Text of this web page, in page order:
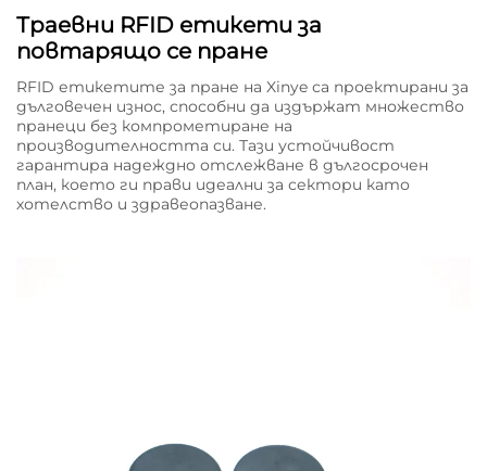
Траевни RFID етикети за
повтарящо се пране
RFID етикетите за пране на Xinye са проектирани за
дълговечен износ, способни да издържат множество
пранеци без компрометиране на
производителността си. Тази устойчивост
гарантира надеждно отслежване в дългосрочен
план, което ги прави идеални за сектори като
хотелство и здравеопазване.